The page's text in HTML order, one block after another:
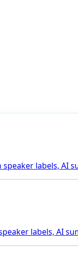
labels, AI
labels, AI